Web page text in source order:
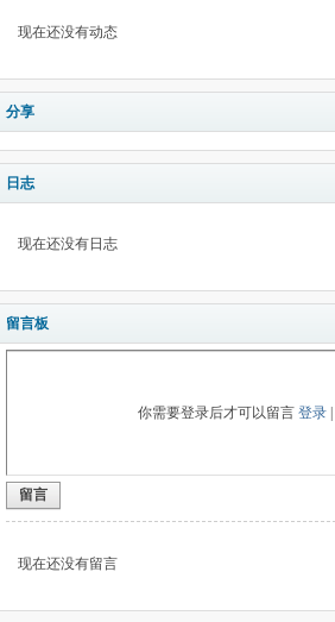
现在还没有动态
分享
日志
现在还没有日志
留言板
你需要登录后才可以留言 登录|
留言
现在还没有留言